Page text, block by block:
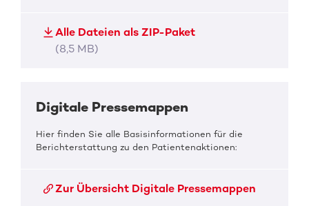
Alle Dateien als ZIP-Paket
(8,5 MB)
Digitale Pressemappen
Hier finden Sie alle Basisinformationen für die
Berichterstattung zu den Patientenaktionen:
Zur Übersicht Digitale Pressemappen